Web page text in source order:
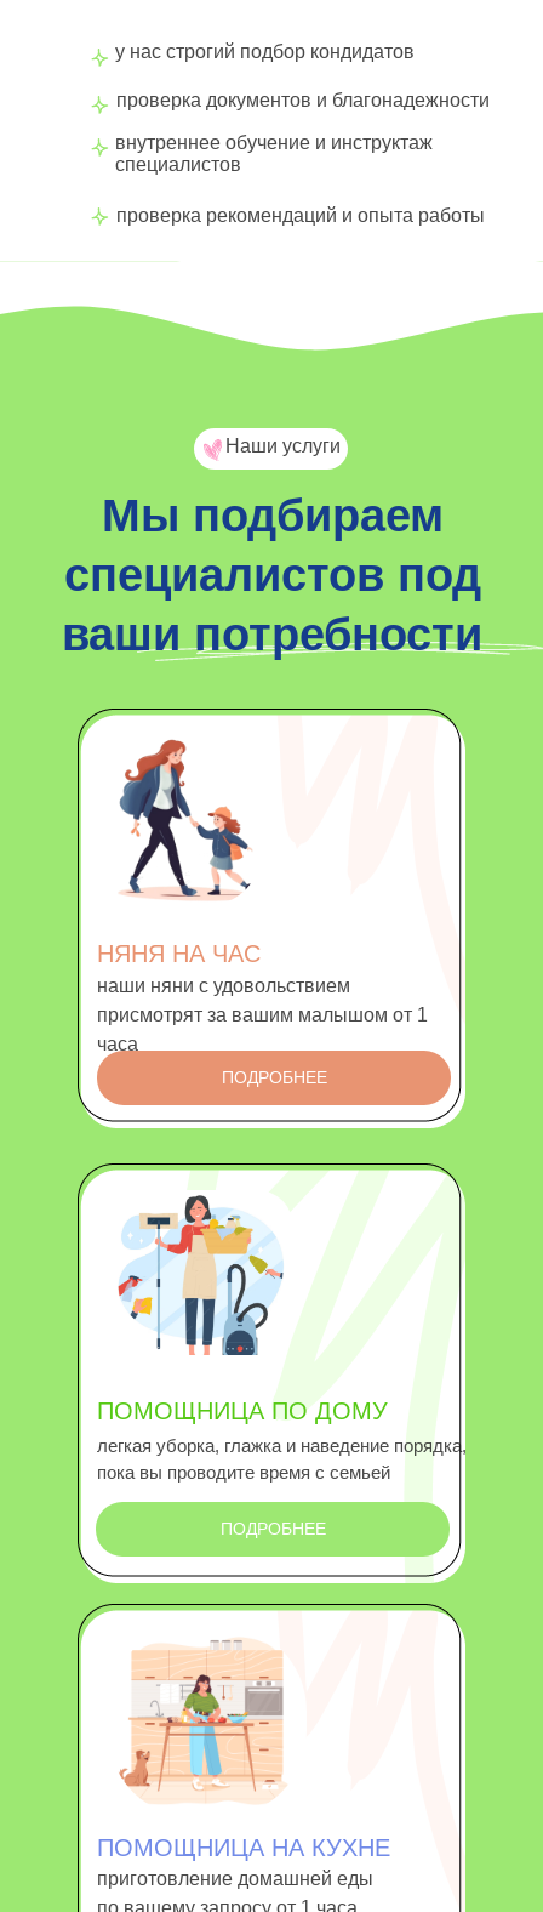
внутреннее обучение и инструктаж
специалистов
у нас строгий подбор кондидатов
проверка рекомендаций и опыта работы
проверка документов и благонадежности
Мы подбираем
специалистов под
ваши потребности
Наши услуги
НЯНЯ НА ЧАС
наши няни с удовольствием
присмотрят за вашим малышом от 1
часа
ПОМОЩНИЦА НА КУХНЕ
приготовление домашней еды
по вашему запросу от 1 часа
ПОМОЩНИЦА ПО ДОМУ
легкая уборка, глажка и наведение порядка,
пока вы проводите время с семьей
ПОДРОБНЕЕ
ПОДРОБНЕЕ